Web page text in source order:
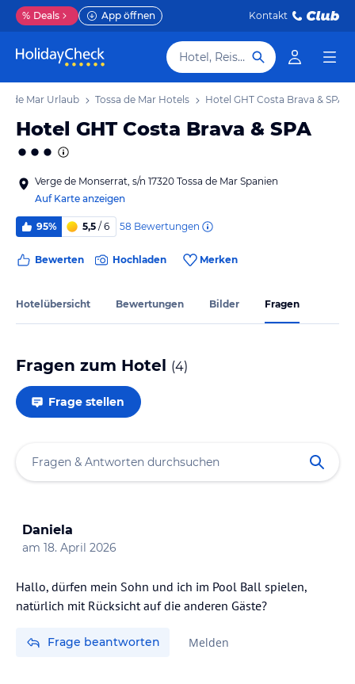
% Deals App öffnen Kontakt
Hotel, Reiseziel
de Mar Urlaub Tossa de Mar Hotels Hotel GHT Costa Brava & SPA
Hotel GHT Costa Brava & SPA
Verge de Monserrat, s/n 17320 Tossa de Mar Spanien
Auf Karte anzeigen
95% 5,5 / 6 58 Bewertungen
Bewerten Hochladen Merken
Hotelübersicht Bewertungen Bilder Fragen
Fragen zum Hotel (4)
Frage stellen
Daniela
am 18. April 2026
Hallo, dürfen mein Sohn und ich im Pool Ball spielen,
natürlich mit Rücksicht auf die anderen Gäste?
Frage beantworten Melden